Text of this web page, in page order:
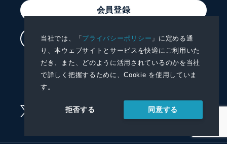
当社では、「プライバシーポリシー 」に定める通
り、本ウェブサイトとサービスを快適にご利用いた
だき、また、どのように活用されているのかを当社
で詳しく把握するために、Cookie を使用していま
す。
拒否する 同意する
会員登録
ログイン
プレスリリースを配信する